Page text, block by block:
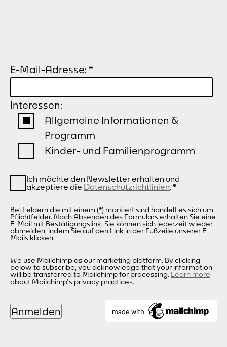
E-Mail-Adresse: *
Interessen:
Allgemeine Informationen &
Programm
Kinder- und Familienprogramm
Ich möchte den Newsletter erhalten und
akzeptiere die Datenschutzrichtlinien.*
Bei Feldern die mit einem (*) markiert sind handelt es sich um
Pflichtfelder. Nach Absenden des Formulars erhalten Sie eine
E-Mail mit Bestätigungslink. Sie können sich jederzeit wieder
abmelden, indem Sie auf den Link in der Fußzeile unserer E-
Mails klicken.
We use Mailchimp as our marketing platform. By clicking
below to subscribe, you acknowledge that your information
will be transferred to Mailchimp for processing. Learn more
about Mailchimp's privacy practices.